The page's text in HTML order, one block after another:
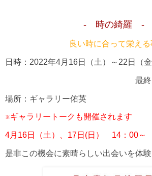
- 時の綺羅 ‐
良い時に合って栄える
日時：2022年4月16日（土）～22日（
最終日は17
場所：ギャラリー佑英
※ギャラリートークも開催されます
4月16日（土）、17日(日） 14：00～
是非この機会に素晴らしい出会いを体